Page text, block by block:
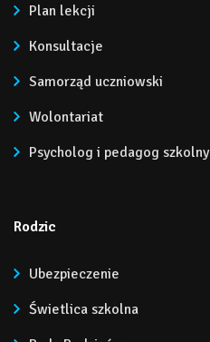
Plan lekcji
Konsultacje
Samorząd uczniowski
Wolontariat
Psycholog i pedagog szkolny
Rodzic
Ubezpieczenie
Świetlica szkolna